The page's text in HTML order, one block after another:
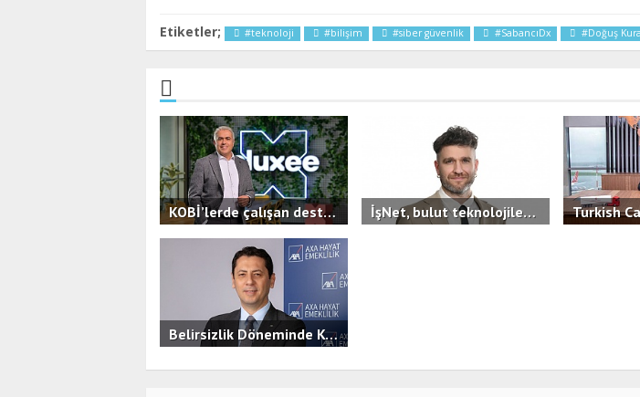
Etiketler; #teknoloji #bilişim #siber güvenlik #SabancıDx #Doğuş
KOBİ’lerde çalışan destekleri ön plana çıkıyor,yan hak kullanımı çeşitleniyor.
2.3B 0
İşNet, bulut teknolojilerinde KOBİ'lere hızlı, güvenilir ve öngörülebilir maliyet avantajı sunan yeni hizmeti bluutyKonfor'u duyurdu.
Belirsizlik Döneminde KOBİ’ler İçin Finansal Güvence